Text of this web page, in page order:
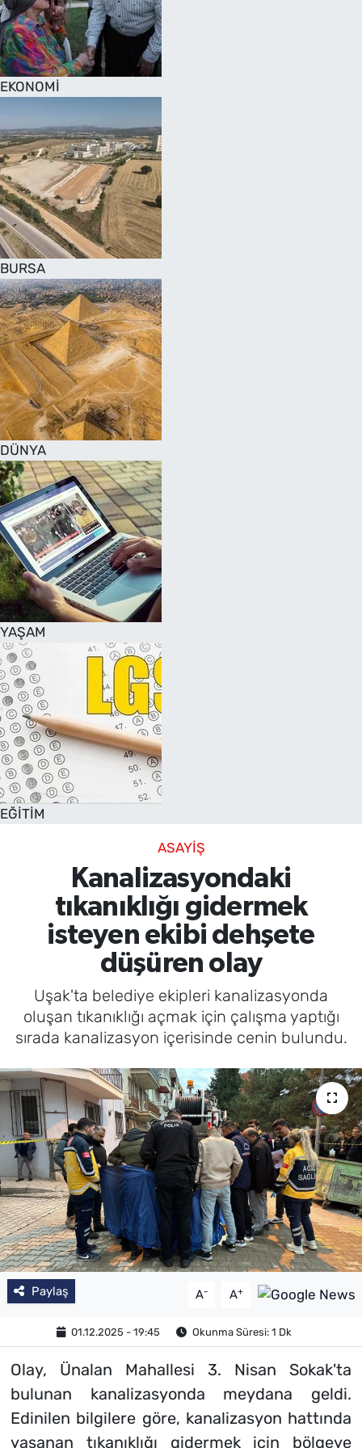
EKONOMİ
BURSA
DÜNYA
YAŞAM
EĞİTİM
ASAYİŞ
Kanalizasyondaki
tıkanıklığı gidermek
isteyen ekibi dehşete
düşüren olay
Uşak'ta belediye ekipleri kanalizasyonda
oluşan tıkanıklığı açmak için çalışma yaptığı
sırada kanalizasyon içerisinde cenin bulundu.
Paylaş A- A+
01.12.2025 - 19:45 Okunma Süresi: 1 Dk
Olay, Ünalan Mahallesi 3. Nisan Sokak'ta
bulunan kanalizasyonda meydana geldi.
Edinilen bilgilere göre, kanalizasyon hattında
yaşanan tıkanıklığı gidermek için bölgeye
SAĞLIK
TV REHBERİ